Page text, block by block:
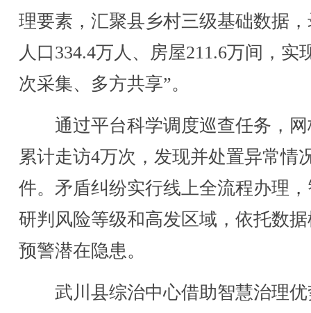
理要素，汇聚县乡村三级基础数据
人口334.4万人、房屋211.6万间，实
次采集、多方共享”。
通过平台科学调度巡查任务，网
累计走访4万次，发现并处置异常情
件。矛盾纠纷实行线上全流程办理
研判风险等级和高发区域，依托数
预警潜在隐患。
武川县综治中心借助智慧治理优